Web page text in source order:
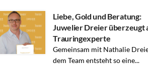
Liebe, Gold und Beratung:
Juwelier Dreier überzeugt
Trauringexperte
Gemeinsam mit Nathalie
dem Team entsteht so eine...